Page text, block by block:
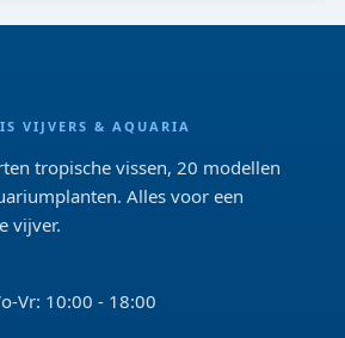
VIJVERS & AQUARIA
tropische vissen, 20 modellen
Alles voor een
vijver.
Vr: 10:00 - 18:00